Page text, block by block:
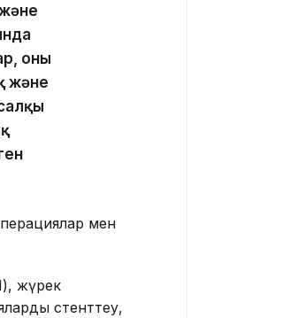
оның
және
мен
жүрек
стенттеу,